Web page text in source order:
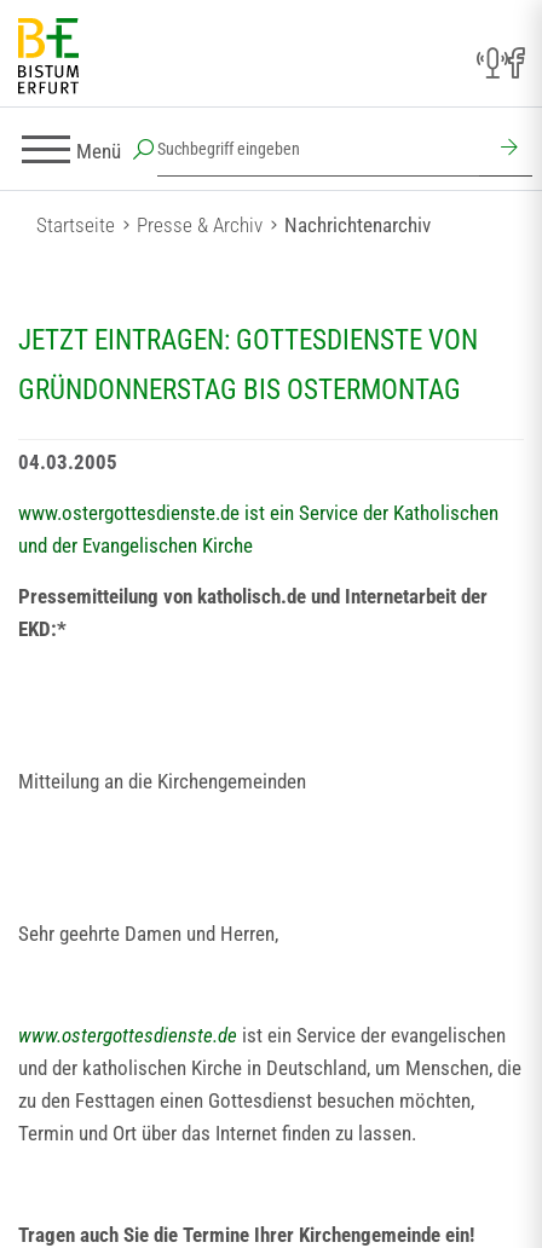
Menü
Startseite Presse & Archiv Nachrichtenarchiv
JETZT EINTRAGEN: GOTTESDIENSTE VON
GRÜNDONNERSTAG BIS OSTERMONTAG
04.03.2005
www.ostergottesdienste.de ist ein Service der Katholischen
und der Evangelischen Kirche
Pressemitteilung von katholisch.de und Internetarbeit der
EKD:*
Mitteilung an die Kirchengemeinden
Sehr geehrte Damen und Herren,
www.ostergottesdienste.de ist ein Service der evangelischen
und der katholischen Kirche in Deutschland, um Menschen, die
zu den Festtagen einen Gottesdienst besuchen möchten,
Termin und Ort über das Internet finden zu lassen.
Tragen auch Sie die Termine Ihrer Kirchengemeinde ein!